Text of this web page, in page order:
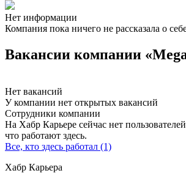
Нет информации
Компания пока ничего не рассказала о
Вакансии компании
Нет вакансий
У компании нет открытых вакансий
Сотрудники компании
На Хабр Карьере сейчас нет
что работают здесь.
Все, кто здесь работал (1)
Хабр Карьера